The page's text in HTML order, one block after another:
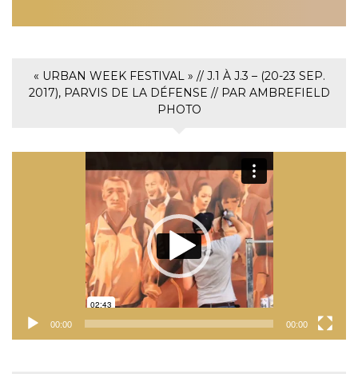
« URBAN WEEK FESTIVAL » // J.1 À J.3 – (20-23 SEP.
2017), PARVIS DE LA DÉFENSE // PAR AMBREFIELD
PHOTO
00:00 00:00